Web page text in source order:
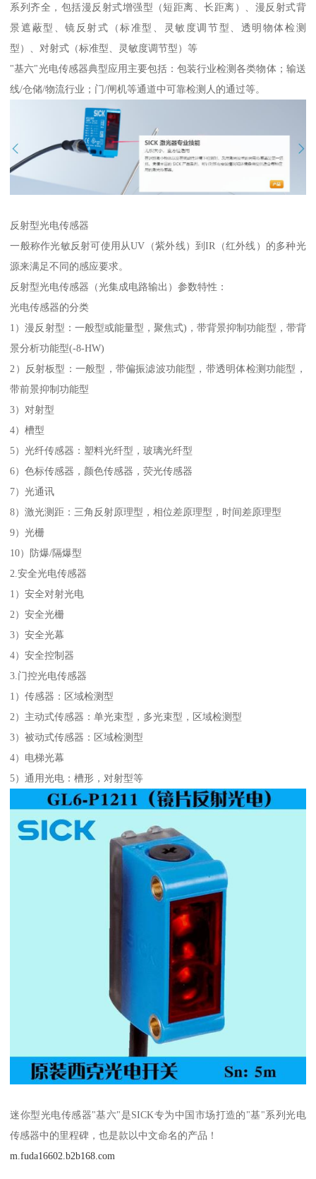
系列齐全，包括漫反射式增强型（短距离、长距离）、漫反射式背
景遮蔽型、镜反射式（标准型、灵敏度调节型、透明物体检测
型）、对射式（标准型、灵敏度调节型）等
"基六"光电传感器典型应用主要包括：包装行业检测各类物体；输送
线/仓储/物流行业；门/闸机等通道中可靠检测人的通过等。
反射型光电传感器
一般称作光敏反射可使用从UV（紫外线）到IR（红外线）的多种光
源来满足不同的感应要求。
反射型光电传感器（光集成电路输出）参数特性：
光电传感器的分类
1）漫反射型：一般型或能量型，聚焦式)，带背景抑制功能型，带背
景分析功能型(-8-HW)
2）反射板型：一般型，带偏振滤波功能型，带透明体检测功能型，
带前景抑制功能型
3）对射型
4）槽型
5）光纤传感器：塑料光纤型，玻璃光纤型
6）色标传感器，颜色传感器，荧光传感器
7）光通讯
8）激光测距：三角反射原理型，相位差原理型，时间差原理型
9）光栅
10）防爆/隔爆型
2.安全光电传感器
1）安全对射光电
2）安全光栅
3）安全光幕
4）安全控制器
3.门控光电传感器
1）传感器：区域检测型
2）主动式传感器：单光束型，多光束型，区域检测型
3）被动式传感器：区域检测型
4）电梯光幕
5）通用光电：槽形，对射型等
迷你型光电传感器"基六"是SICK专为中国市场打造的"基"系列光电
传感器中的里程碑，也是款以中文命名的产品！
m.fuda16602.b2b168.com